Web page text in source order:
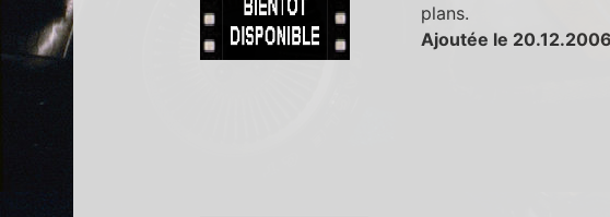
plans.
Ajoutée le 20.12.2006